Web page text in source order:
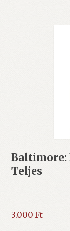
Baltimore:
Teljes
3.000 Ft